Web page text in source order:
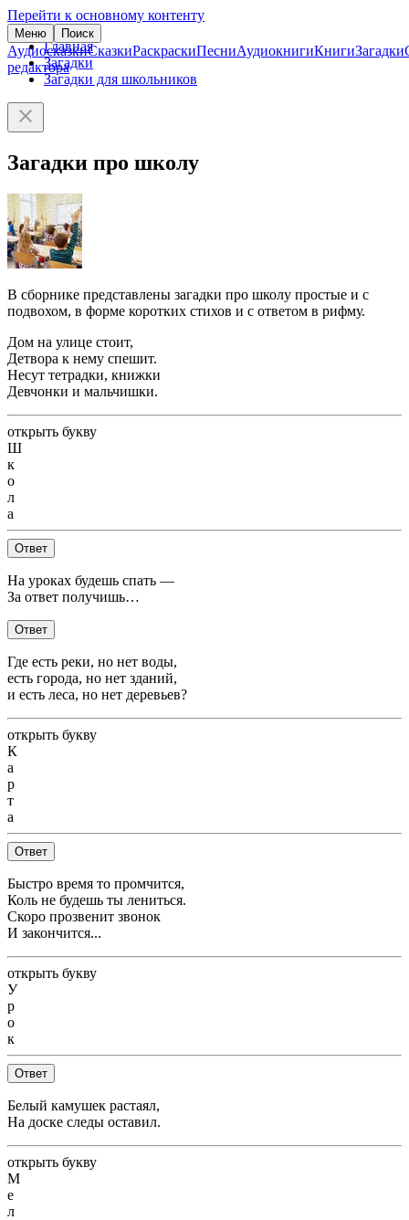
Перейти к основному контенту
Меню Поиск
АудиосказкиСказкиРаскраскиПесниАудиокнигиКнигиЗагадки
редактора
Главная
Загадки
Загадки для школьников
Загадки про школу
В сборнике представлены загадки про школу простые и с
подвохом, в форме коротких стихов и с ответом в рифму.
Дом на улице стоит,
Детвора к нему спешит.
Несут тетрадки, книжки
Девчонки и мальчишки.
открыть букву
Ш
к
о
л
а
Ответ
На уроках будешь спать —
За ответ получишь…
Ответ
Где есть реки, но нет воды,
есть города, но нет зданий,
и есть леса, но нет деревьев?
открыть букву
К
а
р
т
а
Ответ
Быстро время то промчится,
Коль не будешь ты лениться.
Скоро прозвенит звонок
И закончится...
открыть букву
У
р
о
к
Ответ
Белый камушек растаял,
На доске следы оставил.
открыть букву
М
е
л